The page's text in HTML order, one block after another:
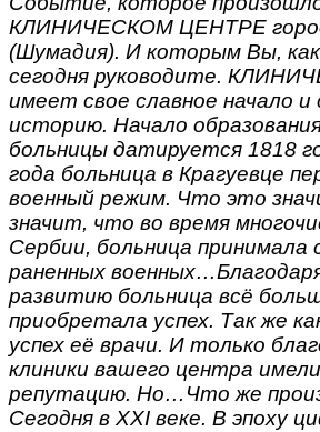
КЛИНИЧЕСКОМ ЦЕНТРЕ
(Шумадия). И которым Вы,
сегодня руководите.
имеет свое славное начало и
историю. Начало
больницы датируется 1818
года больница в Крагуевце
военный режим. Что это
значит, что во время
Сербии, больница принимала
раненных
развитию больница всё
приобретала успех. Так же
успех её врачи. И только
клиники вашего центра
репутацию. Но…Что же
Сегодня в XXI веке. В эпоху